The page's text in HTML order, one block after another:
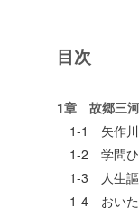
目次
1章 故郷三
1-1 矢作川
1-2 学問
1-3 人生謳
1-4 おい